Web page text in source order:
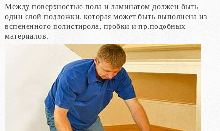
Между поверхностью пола и ламинатом должен быть
один слой подложки, которая может быть выполнена из
вспененного полистирола, пробки и пр.подобных
материалов.